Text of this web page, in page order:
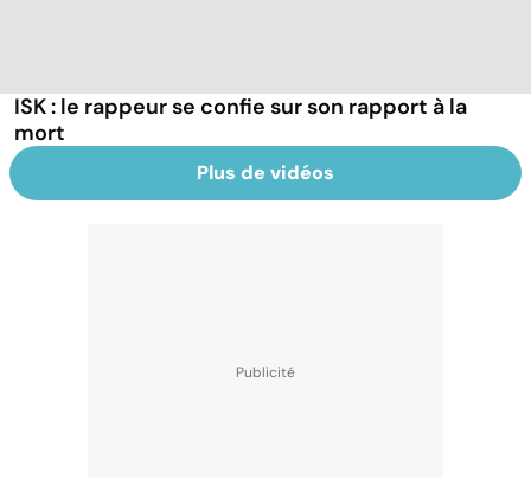
ISK : le rappeur se confie sur son rapport à la
mort
Plus de vidéos